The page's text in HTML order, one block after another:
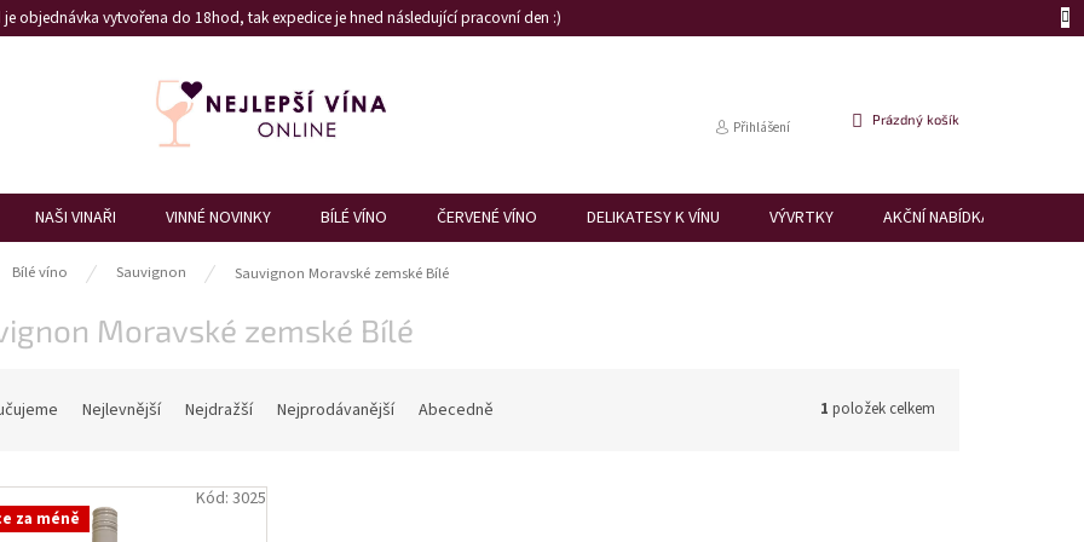
objednávka vytvořena do 18hod, tak expedice je hned následující pracovní den :)
Přihlášení
NÁKUPNÍ
Prázdný košík
NAŠI VINAŘI VINNÉ NOVINKY BÍLÉ VÍNO ČERVENÉ VÍNO DELIKATESY K VÍNU VÝVRTKY AKČNÍ NABÍDKA
Bílé víno Sauvignon Sauvignon Moravské zemské Bílé
Moravské zemské Bílé
Nejlevnější Nejdražší Nejprodávanější Abecedně 1 položek celkem
za méně
Kód: 3025